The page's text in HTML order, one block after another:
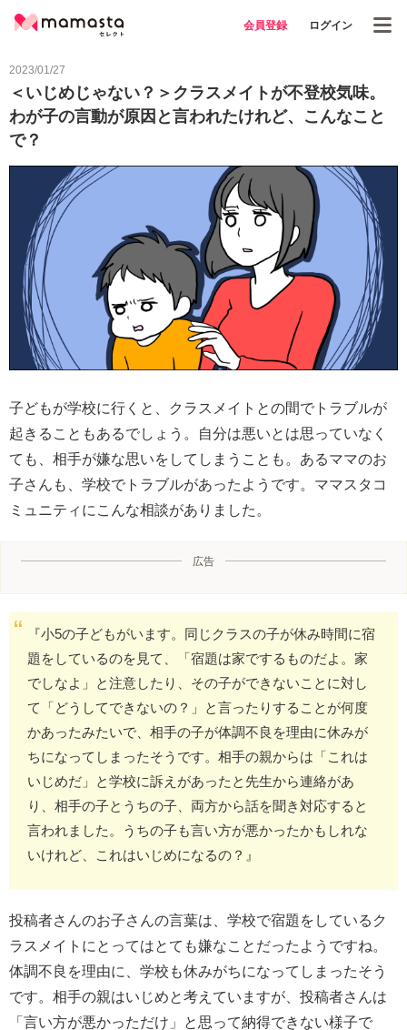
会員登録 ログイン
2023/01/27
＜いじめじゃない？＞クラスメイトが不登校気味。
わが子の言動が原因と言われたけれど、こんなこと
で？
子どもが学校に行くと、クラスメイトとの間でトラブルが
起きることもあるでしょう。自分は悪いとは思っていなく
ても、相手が嫌な思いをしてしまうことも。あるママのお
子さんも、学校でトラブルがあったようです。ママスタコ
ミュニティにこんな相談がありました。
広告
『小5の子どもがいます。同じクラスの子が休み時間に宿
題をしているのを見て、「宿題は家でするものだよ。家
でしなよ」と注意したり、その子ができないことに対し
て「どうしてできないの？」と言ったりすることが何度
かあったみたいで、相手の子が体調不良を理由に休みが
ちになってしまったそうです。相手の親からは「これは
いじめだ」と学校に訴えがあったと先生から連絡があ
り、相手の子とうちの子、両方から話を聞き対応すると
言われました。うちの子も言い方が悪かったかもしれな
いけれど、これはいじめになるの？』
投稿者さんのお子さんの言葉は、学校で宿題をしているク
ラスメイトにとってはとても嫌なことだったようですね。
体調不良を理由に、学校も休みがちになってしまったそう
です。相手の親はいじめと考えていますが、投稿者さんは
「言い方が悪かっただけ」と思って納得できない様子で